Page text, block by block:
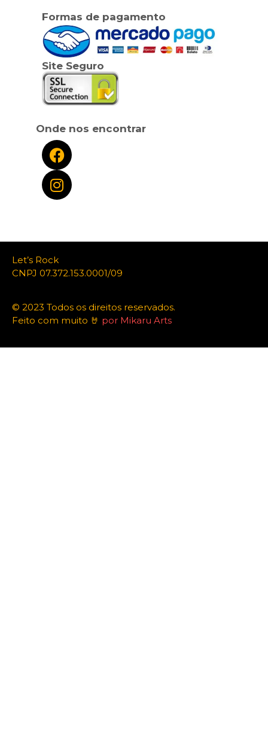
Formas de pagamento
Site Seguro
Onde nos encontrar
Let’s Rock
CNPJ 07.372.153.0001/09
© 2023 Todos os direitos reservados.
Feito com muito 🤘 por Mikaru Arts